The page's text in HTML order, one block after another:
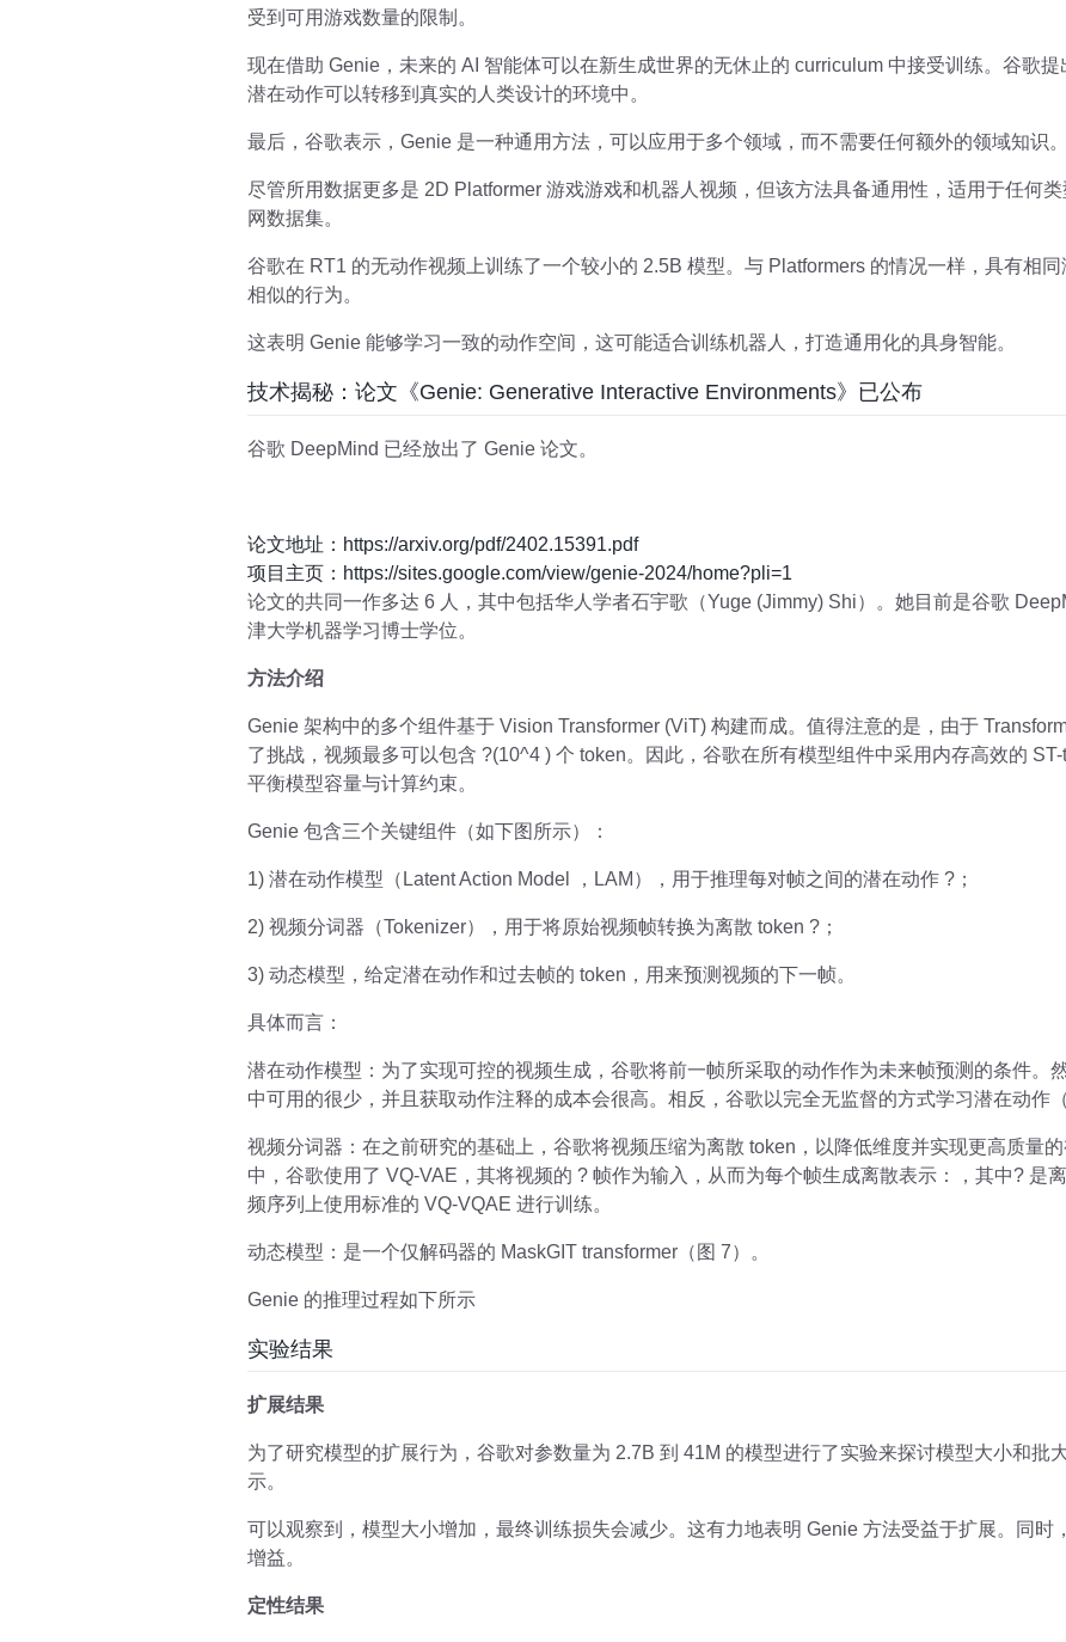
受到可用游戏数量的限制。
现在借助 Genie，未来的 AI 智能体可以在新生成世界的无休止的 curriculum 中接受训练。谷歌
潜在动作可以转移到真实的人类设计的环境中。
最后，谷歌表示，Genie 是一种通用方法，可以应用于多个领域，而不需要任何额外的领域知识。
尽管所用数据更多是 2D Platformer 游戏游戏和机器人视频，但该方法具备通用性，适用于任何
网数据集。
谷歌在 RT1 的无动作视频上训练了一个较小的 2.5B 模型。与 Platformers 的情况一样，具有相
相似的行为。
这表明 Genie 能够学习一致的动作空间，这可能适合训练机器人，打造通用化的具身智能。
技术揭秘：论文《Genie: Generative Interactive Environments》已公布
谷歌 DeepMind 已经放出了 Genie 论文。
论文地址：https://arxiv.org/pdf/2402.15391.pdf
项目主页：https://sites.google.com/view/genie-2024/home?pli=1
论文的共同一作多达 6 人，其中包括华人学者石宇歌（Yuge (Jimmy) Shi）。她目前是谷歌
津大学机器学习博士学位。
方法介绍
Genie 架构中的多个组件基于 Vision Transformer (ViT) 构建而成。值得注意的是，由于
了挑战，视频最多可以包含 ?(10^4 ) 个 token。因此，谷歌在所有模型组件中采用内存高效的
平衡模型容量与计算约束。
Genie 包含三个关键组件（如下图所示）：
1) 潜在动作模型（Latent Action Model ，LAM），用于推理每对帧之间的潜在动作 ?；
2) 视频分词器（Tokenizer），用于将原始视频帧转换为离散 token ?；
3) 动态模型，给定潜在动作和过去帧的 token，用来预测视频的下一帧。
具体而言：
潜在动作模型：为了实现可控的视频生成，谷歌将前一帧所采取的动作作为未来帧预测的条件。
中可用的很少，并且获取动作注释的成本会很高。相反，谷歌以完全无监督的方式学习潜在动作（
视频分词器：在之前研究的基础上，谷歌将视频压缩为离散 token，以降低维度并实现更高质量
中，谷歌使用了 VQ-VAE，其将视频的 ? 帧作为输入，从而为每个帧生成离散表示：
，其中? 是
频序列上使用标准的 VQ-VQAE 进行训练。
动态模型：是一个仅解码器的 MaskGIT transformer（图 7）。
Genie 的推理过程如下所示
实验结果
扩展结果
为了研究模型的扩展行为，谷歌对参数量为 2.7B 到 41M 的模型进行了实验来探讨模型大小和批
示。
可以观察到，模型大小增加，最终训练损失会减少。这有力地表明 Genie 方法受益于扩展。同时
增益。
定性结果